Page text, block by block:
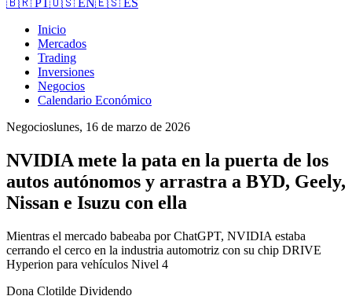
Inicio
Mercados
Trading
Inversiones
Negocios
Calendario Económico
Negocioslunes, 16 de marzo de 2026
NVIDIA mete la pata en la puerta de los
autos autónomos y arrastra a BYD, Geely,
Nissan e Isuzu con ella
Mientras el mercado babeaba por ChatGPT, NVIDIA estaba
cerrando el cerco en la industria automotriz con su chip DRIVE
Hyperion para vehículos Nivel 4
Dona Clotilde Dividendo